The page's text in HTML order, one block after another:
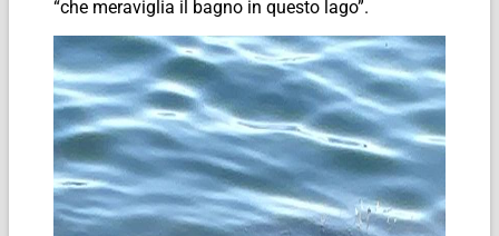
“che meraviglia il bagno in questo lago”.